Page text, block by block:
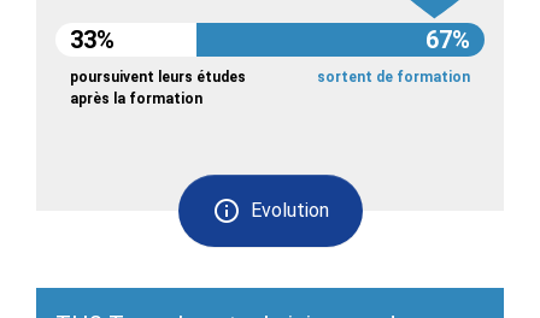
Evolution
33% 67%
poursuivent leurs études
après la formation
sortent de formation